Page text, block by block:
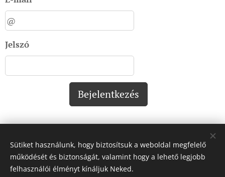
Jelszó
Bejelentkezés
Impresszum:
Sütiket használunk, hogy biztosítsuk a weboldal megfelelő
működését és biztonságát, valamint hogy a lehető legjobb
felhasználói élményt kínáljuk Neked.